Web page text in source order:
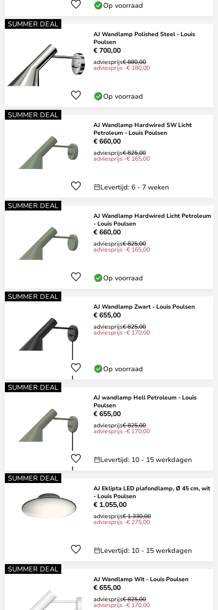
Op voorraad
SUMMER DEAL
AJ Wandlamp Polished Steel - Louis
Poulsen
€ 700,00
adviesprijs€ 880,00
adviesprijs -€ 180,00
Op voorraad
SUMMER DEAL
AJ Wandlamp Hardwired SW Licht
Petroleum - Louis Poulsen
€ 660,00
adviesprijs€ 825,00
adviesprijs -€ 165,00
Levertijd: 6 - 7 weken
SUMMER DEAL
AJ Wandlamp Hardwired Licht Petroleum
- Louis Poulsen
€ 660,00
adviesprijs€ 825,00
adviesprijs -€ 165,00
Op voorraad
SUMMER DEAL
AJ Wandlamp Zwart - Louis Poulsen
€ 655,00
adviesprijs€ 825,00
adviesprijs -€ 170,00
Op voorraad
SUMMER DEAL
AJ wandlamp Hell Petroleum - Louis
Poulsen
€ 655,00
adviesprijs€ 825,00
adviesprijs -€ 170,00
Levertijd: 10 - 15 werkdagen
SUMMER DEAL
AJ Eklipta LED plafondlamp, Ø 45 cm, wit
- Louis Poulsen
€ 1.055,00
adviesprijs€ 1.330,00
adviesprijs -€ 275,00
Levertijd: 10 - 15 werkdagen
SUMMER DEAL
AJ Wandlamp Wit - Louis Poulsen
€ 655,00
adviesprijs€ 825,00
adviesprijs -€ 170,00